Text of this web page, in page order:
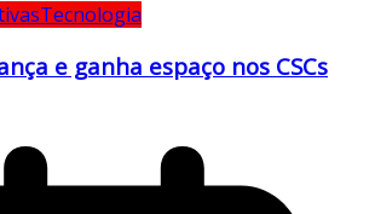
Tecnologia
e ganha espaço nos CSCs